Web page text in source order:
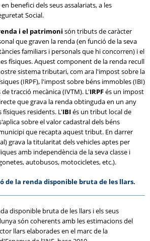
benefici dels seus assalariats, a les
Social.
i el patrimoni són tributs de caràcter
que graven la renda (en funció de la seva
familiars i personals que hi concorren) i el
físiques. Aquest component de la renda recull
sistema tributari, com ara l'impost sobre la
(IRPF), l'impost sobre béns immobles (IBI)
tracció mecànica (IVTM). L'IRPFés un impost
que grava la renda obtinguda en un any
residents. L'IBIés un tribut local de
sobre el valor cadastral dels béns
que recapta aquest tribut. En darrer
grava la titularitat dels vehicles aptes per
amb independència de la seva classe i
autobusos, motocicletes, etc.).
de la renda disponible bruta de les llars.
disponible bruta de les llars i els seus
són coherents amb les estimacions del
llars elaborades en el marc de la